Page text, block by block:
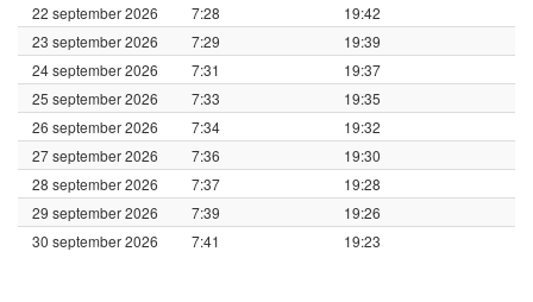
22 september 2026
7:28
19:42
23 september 2026
7:29
19:39
24 september 2026
7:31
19:37
25 september 2026
7:33
19:35
26 september 2026
7:34
19:32
27 september 2026
7:36
19:30
28 september 2026
7:37
19:28
29 september 2026
7:39
19:26
30 september 2026
7:41 19:23